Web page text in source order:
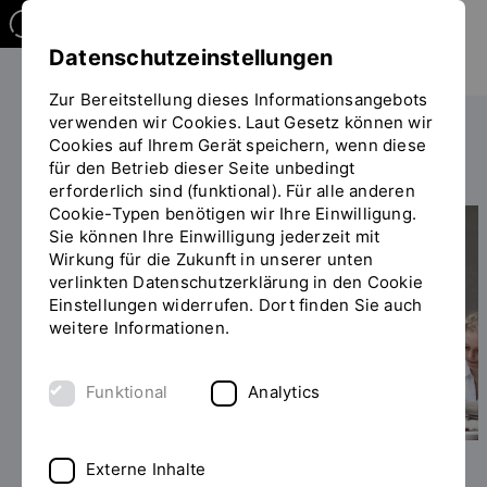
Sie
befinden
sich
auf
der
Seite
"ZiL-
Programm"
Studieren Im Studium ZiL-Programm
INHALT
Datenschutzeinstellungen
Zur Bereitstellung dieses Informationsangebots
verwenden wir Cookies. Laut Gesetz können wir
Cookies auf Ihrem Gerät speichern, wenn diese
für den Betrieb dieser Seite unbedingt
erforderlich sind (funktional). Für alle anderen
Cookie-Typen benötigen wir Ihre Einwilligung.
Sie können Ihre Einwilligung jederzeit mit
Wirkung für die Zukunft in unserer unten
verlinkten Datenschutzerklärung in den Cookie
Einstellungen widerrufen. Dort finden Sie auch
weitere Informationen.
Funktional Analytics
Externe Inhalte